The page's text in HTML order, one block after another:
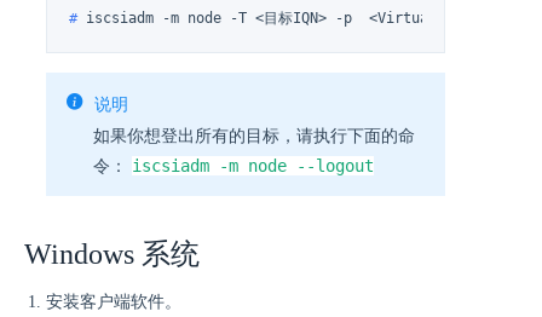
# iscsiadm -m node -T <目标IQN> -p  <Virtual SAN 服务器
说明
如果你想登出所有的目标，请执行下面的命
令： iscsiadm -m node --logout
Windows 系统
安装客户端软件。